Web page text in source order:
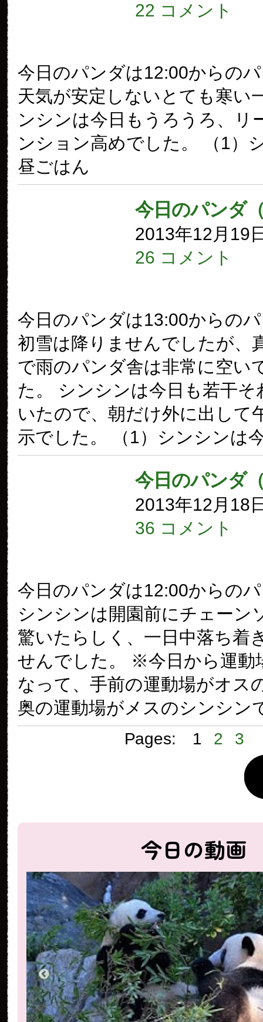
22 コメント
今日のパンダは12:00からの
天気が安定しないとても寒い
ンシンは今日もうろうろ、リ
ンション高めでした。 （1）
昼ごはん
今日のパンダ
2013年12月19
26 コメント
今日のパンダは13:00からの
初雪は降りませんでしたが、
で雨のパンダ舎は非常に空い
た。 シンシンは今日も若干そ
いたので、朝だけ外に出して
示でした。 （1）シンシンは
今日のパンダ
2013年12月18
36 コメント
今日のパンダは12:00からの
シンシンは開園前にチェーン
驚いたらしく、一日中落ち着
せんでした。 ※今日から運動
なって、手前の運動場がオス
奥の運動場がメスのシンシン
Pages: 1 2 3
今日の動画